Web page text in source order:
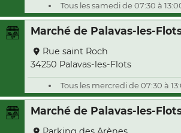
Tous les samedi de 07:30 à
Marché de Palavas-les-
Rue saint Roch
34250 Palavas-les-Flots
Tous les mercredi de 07:30 à
Marché de Palavas-les-